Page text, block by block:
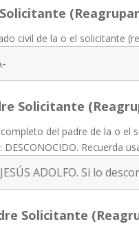
civil de la o el solicitante
Solicitante
del padre de la o el
Recuerda
Solicitante